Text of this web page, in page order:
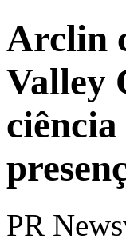
Arclin
Valley
PR